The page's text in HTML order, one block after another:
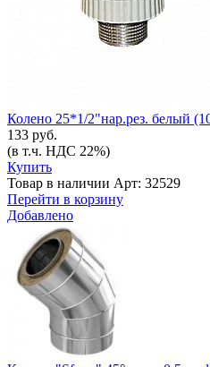
Колено 25*1/2"нар.рез. белый
133 руб.
(в т.ч. НДС 22%)
Купить
Товар в наличии Арт: 32529
Перейти в корзину
Добавлено